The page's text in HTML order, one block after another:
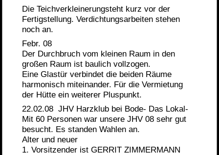
Die Teichverkleinerungsteht kurz vor der
Fertigstellung. Verdichtungsarbeiten stehen
noch an.
Febr. 08
Der Durchbruch vom kleinen Raum in den
großen Raum ist baulich vollzogen.
Eine Glastür verbindet die beiden Räume
harmonisch miteinander. Für die Vermietung
der Hütte ein weiterer Pluspunkt.
22.02.08 JHV Harzklub bei Bode- Das Lokal-
Mit 60 Personen war unsere JHV 08 sehr gut
besucht. Es standen Wahlen an.
Alter und neuer
1. Vorsitzender ist GERRIT ZIMMERMANN